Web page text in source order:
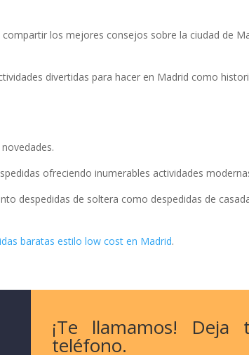
los mejores consejos sobre la ciudad de
divertidas para hacer en Madrid como
ofreciendo inumerables actividades
despedidas de soltera como despedidas de
baratas estilo low cost en Madrid.
¡Te llamamos!
teléfono.